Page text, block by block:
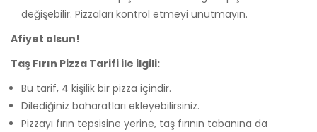
değişebilir. Pizzaları kontrol etmeyi unutmayın.
Afiyet olsun!
Taş Fırın Pizza Tarifi ile ilgili:
Bu tarif, 4 kişilik bir pizza içindir.
Dilediğiniz baharatları ekleyebilirsiniz.
Pizzayı fırın tepsisine yerine, taş fırının tabanına da